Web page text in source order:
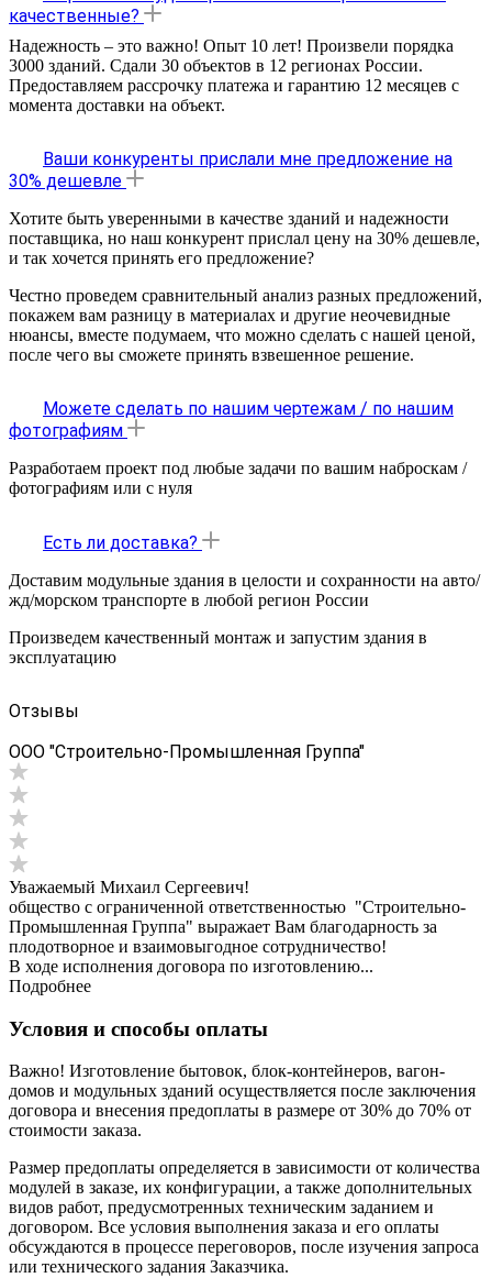
качественные?
Надежность – это важно! Опыт 10 лет! Произвели порядка
3000 зданий. Сдали 30 объектов в 12 регионах России.
Предоставляем рассрочку платежа и гарантию 12 месяцев с
момента доставки на объект.
Ваши конкуренты прислали мне предложение на
30% дешевле
Хотите быть уверенными в качестве зданий и надежности
поставщика, но наш конкурент прислал цену на 30% дешевле,
и так хочется принять его предложение?
Честно проведем сравнительный анализ разных предложений,
покажем вам разницу в материалах и другие неочевидные
нюансы, вместе подумаем, что можно сделать с нашей ценой,
после чего вы сможете принять взвешенное решение.
Можете сделать по нашим чертежам / по нашим
фотографиям
Разработаем проект под любые задачи по вашим наброскам /
фотографиям или с нуля
Есть ли доставка?
Доставим модульные здания в целости и сохранности на авто/
жд/морском транспорте в любой регион России
Произведем качественный монтаж и запустим здания в
эксплуатацию
Отзывы
ООО "Строительно-Промышленная Группа"
Уважаемый Михаил Сергеевич!
общество с ограниченной ответственностью "Строительно-
Промышленная Группа" выражает Вам благодарность за
плодотворное и взаимовыгодное сотрудничество!
В ходе исполнения договора по изготовлению...
Подробнее
Условия и способы оплаты
Важно! Изготовление бытовок, блок-контейнеров, вагон-
домов и модульных зданий осуществляется после заключения
договора и внесения предоплаты в размере от 30% до 70% от
стоимости заказа.
Размер предоплаты определяется в зависимости от количества
модулей в заказе, их конфигурации, а также дополнительных
видов работ, предусмотренных техническим заданием и
договором. Все условия выполнения заказа и его оплаты
обсуждаются в процессе переговоров, после изучения запроса
или технического задания Заказчика.